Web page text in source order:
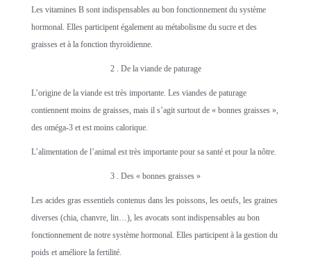
Les vitamines B sont indispensables au bon fonctionnement du système
hormonal. Elles participent également au métabolisme du sucre et des
graisses et à la fonction thyroïdienne.
2 . De la viande de paturage
L’origine de la viande est très importante. Les viandes de paturage
contiennent moins de graisses, mais il s’agit surtout de « bonnes graisses »,
des oméga-3 et est moins calorique.
L’alimentation de l’animal est très importante pour sa santé et pour la nôtre.
3 . Des « bonnes graisses »
Les acides gras essentiels contenus dans les poissons, les oeufs, les graines
diverses (chia, chanvre, lin…), les avocats sont indispensables au bon
fonctionnement de notre système hormonal. Elles participent à la gestion du
poids et améliore la fertilité.